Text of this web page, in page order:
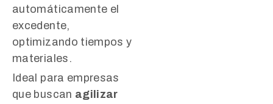
automáticamente el
excedente,
optimizando tiempos y
materiales.
Ideal para empresas
que buscan agilizar